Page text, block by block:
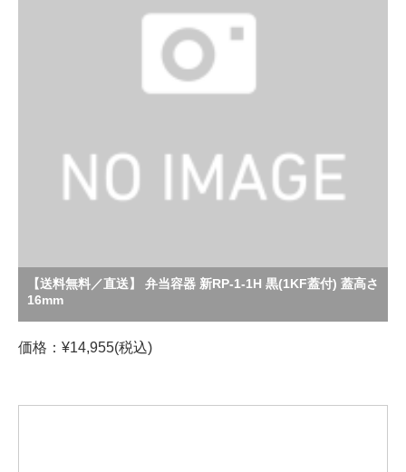
【送料無料／直送】 弁当容器 新RP-1-1H 黒(1KF蓋付) 蓋高さ
16mm
価格：¥14,955(税込)